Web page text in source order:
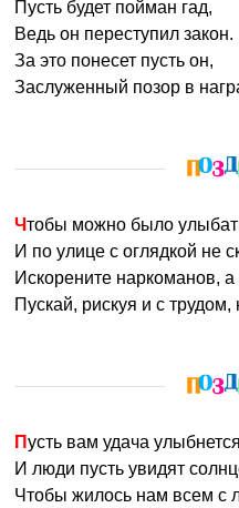
Пусть будет пойман гад,
Ведь он переступил закон.
За это понесет пусть он,
Заслуженный позор в
Чтобы можно было
И по улице с оглядкой не
Искорените наркоманов,
Пускай, рискуя и с
Пусть вам удача
И люди пусть увидят
Чтобы жилось нам всем с